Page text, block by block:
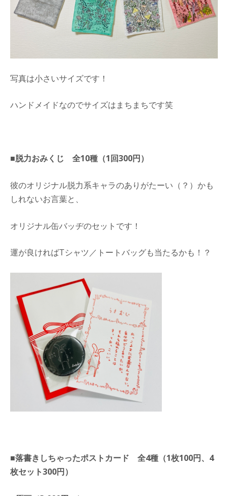
写真は小さいサイズです！
ハンドメイドなのでサイズはまちまちです笑
■脱力おみくじ 全10種（1回300円）
彼のオリジナル脱力系キャラのありがたーい（？）かも
しれないお言葉と、
オリジナル缶バッヂのセットです！
運が良ければTシャツ／トートバッグも当たるかも！？
■落書きしちゃったポストカード 全4種（1枚100円、4
枚セット300円）